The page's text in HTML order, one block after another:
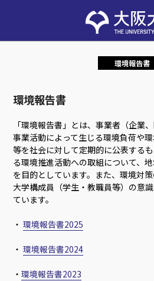
環境報告書
環境報告書
「環境報告書」とは、事業者（企業
事業活動によって生じる環境負荷や
等を社会に対して定期的に公表する
る環境推進活動への取組について、
を目的としています。また、環境対策
大学構成員（学生・教職員等）の意
ています。
・環境報告書2025
・環境報告書2024
・環境報告書2023